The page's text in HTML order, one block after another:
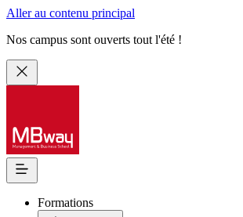
Aller au contenu principal
Nos campus sont ouverts tout l'été !
Formations